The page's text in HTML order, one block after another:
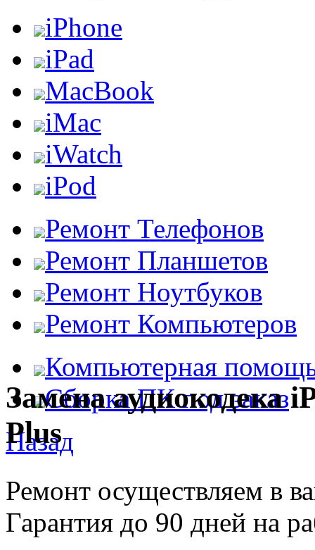
iPhone
iPad
MacBook
iMac
iWatch
iPod
Ремонт Телефонов
Ремонт Планшетов
Ремонт Ноутбуков
Ремонт Компьютеров
Компьютерная
Сборка ПК под заказ
Назад
Замена аудиокодека
Plus
Ремонт осуществляем в
Гарантия до 90 дней на